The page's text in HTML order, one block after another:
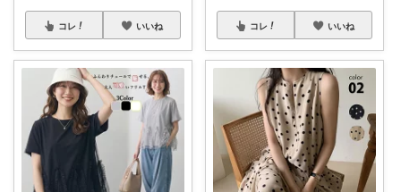
コレ いいね コレ いいね